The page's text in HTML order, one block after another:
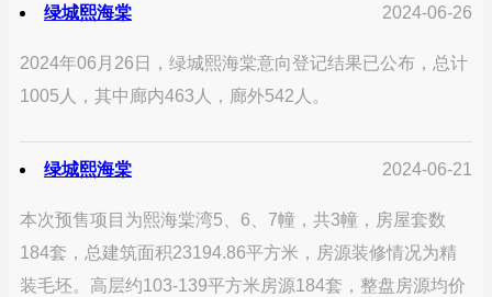
绿城熙海棠 2024-06-26
2024年06月26日，绿城熙海棠意向登记结果已公布，总计
1005人，其中廊内463人，廊外542人。
绿城熙海棠 2024-06-21
本次预售项目为熙海棠湾5、6、7幢，共3幢，房屋套数
184套，总建筑面积23194.86平方米，房源装修情况为精
装毛坯。高层约103-139平方米房源184套，整盘房源均价